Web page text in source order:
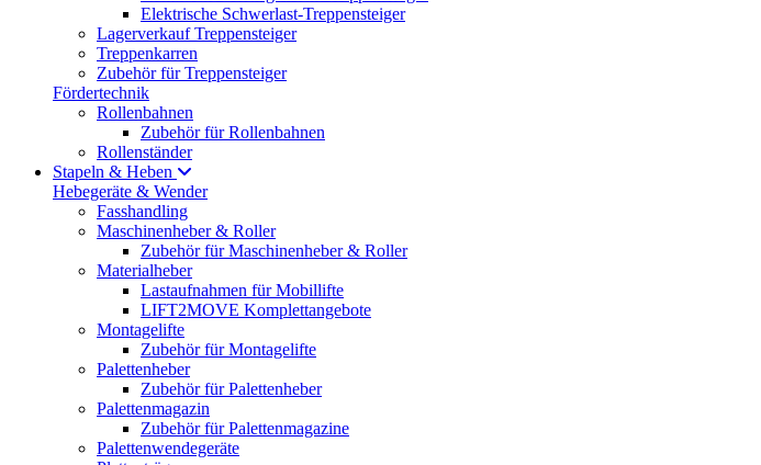
Elektrische Schwerlast-Treppensteiger
Lagerverkauf Treppensteiger
Treppenkarren
Zubehör für Treppensteiger
Fördertechnik
Rollenbahnen
Zubehör für Rollenbahnen
Rollenständer
Stapeln & Heben
Hebegeräte & Wender
Fasshandling
Maschinenheber & Roller
Zubehör für Maschinenheber & Roller
Materialheber
Lastaufnahmen für Mobillifte
LIFT2MOVE Komplettangebote
Montagelifte
Zubehör für Montagelifte
Palettenheber
Zubehör für Palettenheber
Palettenmagazin
Zubehör für Palettenmagazine
Palettenwendegeräte